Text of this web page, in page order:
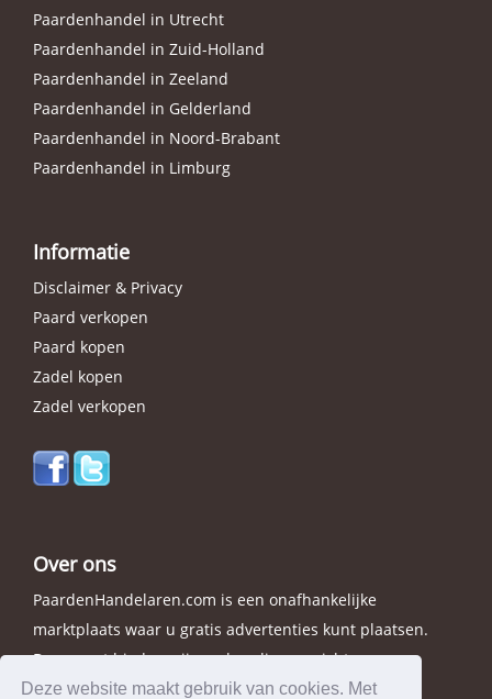
Deze website maakt gebruik van cookies. Met
Paardenhandel in Utrecht
Paardenhandel in Zuid-Holland
Paardenhandel in Zeeland
Paardenhandel in Gelderland
Paardenhandel in Noord-Brabant
Paardenhandel in Limburg
Informatie
Disclaimer & Privacy
Paard verkopen
Paard kopen
Zadel kopen
Zadel verkopen
Over ons
PaardenHandelaren.com is een onafhankelijke
marktplaats waar u gratis advertenties kunt plaatsen.
Daarnaast bieden wij een handig overzicht van
handelaren in elke provincie.